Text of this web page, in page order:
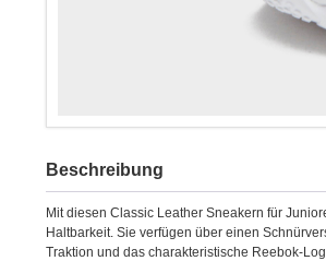
Beschreibung
Mit diesen Classic Leather Sneakern für
Haltbarkeit. Sie verfügen über einen
Traktion und das charakteristische Reebok-